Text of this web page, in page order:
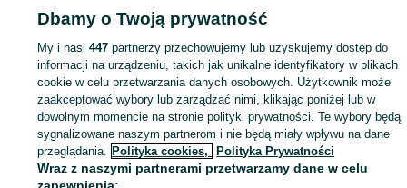
Wielkopolskie
Osobowe - Pleszew
KATEGORIA
ID:1004364845 Wyświetlenia:
Zadzwoń / SMS Wyślij wiadomość
Dbamy o Twoją prywatność
My i nasi447 partnerzy przechowujemy lub uzyskujemy dostęp do
informacji na urządzeniu, takich jak unikalne identyfikatory w plikach
cookie w celu przetwarzania danych osobowych. Użytkownik może
zaakceptować wybory lub zarządzać nimi, klikając poniżej lub w
dowolnym momencie na stronie polityki prywatności. Te wybory będą
sygnalizowane naszym partnerom i nie będą miały wpływu na dane
przeglądania. Polityka cookies, Polityka Prywatności
Wraz z naszymi partnerami przetwarzamy dane w celu